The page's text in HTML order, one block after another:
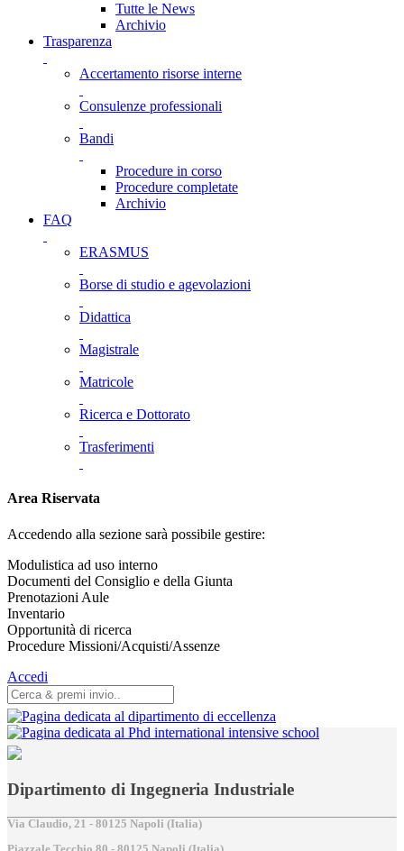
Tutte le News
Archivio
Trasparenza
Accertamento risorse interne
Consulenze professionali
Bandi
Procedure in corso
Procedure completate
Archivio
FAQ
ERASMUS
Borse di studio e agevolazioni
Didattica
Magistrale
Matricole
Ricerca e Dottorato
Trasferimenti
Area Riservata
Accedendo alla sezione sarà possibile gestire:
Modulistica ad uso interno
Documenti del Consiglio e della Giunta
Prenotazioni Aule
Inventario
Opportunità di ricerca
Procedure Missioni/Acquisti/Assenze
Accedi
Dipartimento di Ingegneria Industriale
Via Claudio, 21 - 80125 Napoli (Italia)